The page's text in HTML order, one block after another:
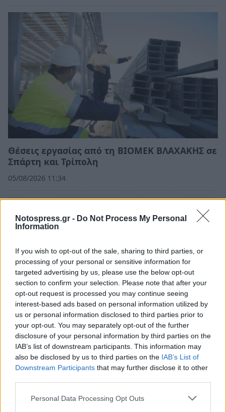
Notospress.gr - Do Not Process My Personal
Information
If you wish to opt-out of the sale, sharing to third parties, or
processing of your personal or sensitive information for
targeted advertising by us, please use the below opt-out
section to confirm your selection. Please note that after your
opt-out request is processed you may continue seeing
interest-based ads based on personal information utilized by
us or personal information disclosed to third parties prior to
your opt-out. You may separately opt-out of the further
disclosure of your personal information by third parties on the
IAB’s list of downstream participants. This information may
also be disclosed by us to third parties on the IAB’s List of
Downstream Participants that may further disclose it to other
Personal Data Processing Opt Outs
Θέσεις εργασίας από τη ΒΙΟΜΕΚ ΒΛΑΧΑΚΗΣ σε
Σπάρτη και Τρίπολη
05/08/2026 11:34
Θέση εργασίας στις Κροκεές Λακωνίας: Η
εταιρεία «Γεωργικές Λύσεις» αναζητά
γεωπόνο